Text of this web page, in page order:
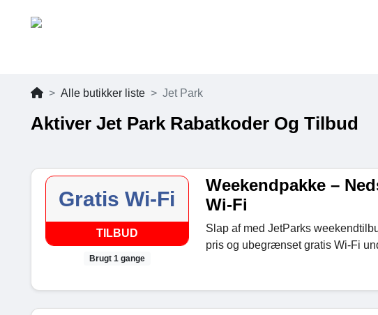
Alle butikker liste Jet Park
Aktiver Jet Park Rabatkoder Og Tilbud
Gratis Wi-Fi
TILBUD
Brugt 1 gange
Weekendpakke –
Wi-Fi
Slap af med JetParks
pris og ubegrænset gratis Wi-Fi